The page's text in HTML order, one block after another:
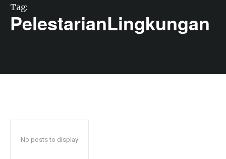
Tag:
PelestarianLingkungan
No posts to display